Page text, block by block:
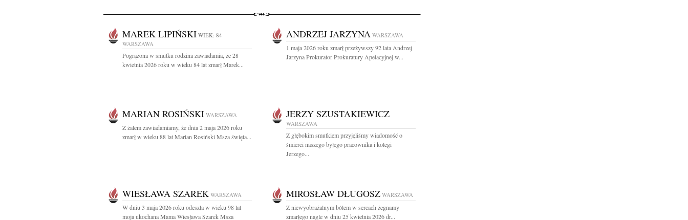
MAREK LIPIŃSKI WIEK: 84
WARSZAWA
Pogrążona w smutku rodzina zawiadamia, że 28
kwietnia 2026 roku w wieku 84 lat zmarł Marek...
ANDRZEJ JARZYNA WARSZAWA
1 maja 2026 roku zmarł przeżywszy 92 lata Andrzej
Jarzyna Prokurator Prokuratury Apelacyjnej w...
MARIAN ROSIŃSKI WARSZAWA
Z żalem zawiadamiamy, że dnia 2 maja 2026 roku
zmarł w wieku 88 lat Marian Rosiński Msza święta...
JERZY SZUSTAKIEWICZ
WARSZAWA
Z głębokim smutkiem przyjęliśmy wiadomość o
śmierci naszego byłego pracownika i kolegi
Jerzego...
WIESŁAWA SZAREK WARSZAWA
W dniu 3 maja 2026 roku odeszła w wieku 98 lat
moja ukochana Mama Wiesława Szarek Msza
MIROSŁAW DŁUGOSZ WARSZAWA
Z niewyobrażalnym bólem w sercach żegnamy
zmarłego nagle w dniu 25 kwietnia 2026 dr...